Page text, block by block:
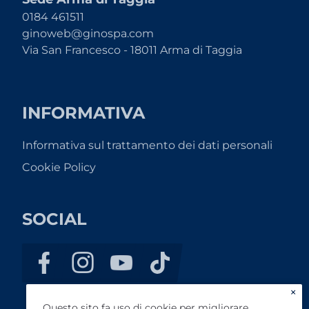
0184 461511
ginoweb@ginospa.com
Via San Francesco - 18011 Arma di Taggia
INFORMATIVA
Informativa sul trattamento dei dati personali
Cookie Policy
SOCIAL
×